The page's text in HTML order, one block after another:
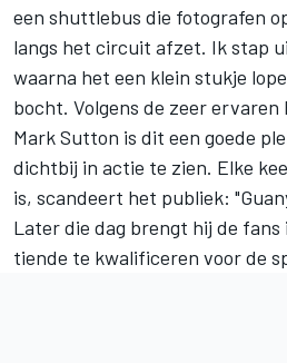
een shuttlebus die fotografen
langs het circuit afzet. Ik stap
waarna het een klein stukje
bocht. Volgens de zeer
Mark Sutton is dit een goede
dichtbij in actie te zien. Elke
is, scandeert het publiek:
Later die dag brengt hij de fans
tiende te kwalificeren voor de